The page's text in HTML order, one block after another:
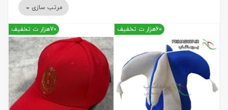
مرتب سازی
60هزار ت تخفیف 70هزار ت تخفیف